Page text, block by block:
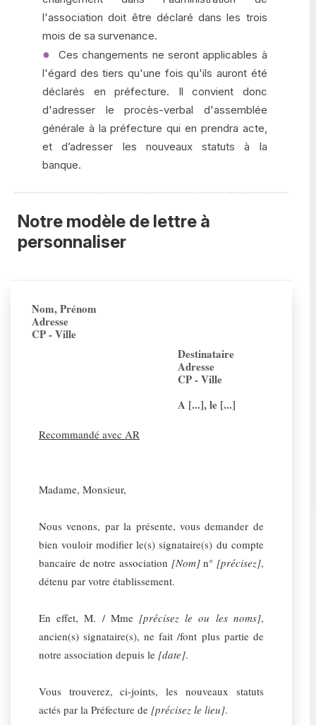
l'association doit être déclaré dans les trois
mois de sa survenance.
Ces changements ne seront applicables à
l'égard des tiers qu'une fois qu'ils auront été
déclarés en préfecture. Il convient donc
d'adresser le procès-verbal d'assemblée
générale à la préfecture qui en prendra acte,
et d’adresser les nouveaux statuts à la
banque.
Notre modèle de lettre à
personnaliser
Nom, Prénom
Adresse
CP - Ville
Destinataire
Adresse
CP - Ville
A [...], le [...]
Recommandé avec AR
Madame, Monsieur,
Nous venons, par la présente, vous demander de
bien vouloir modifier le(s) signataire(s) du compte
bancaire de notre association [Nom]n° [précisez],
détenu par votre établissement.
En effet, M. / Mme [précisez le ou les noms],
ancien(s) signataire(s), ne fait /font plus partie de
notre association depuis le [date].
Vous trouverez, ci-joints, les nouveaux statuts
actés par la Préfecture de [précisez le lieu].